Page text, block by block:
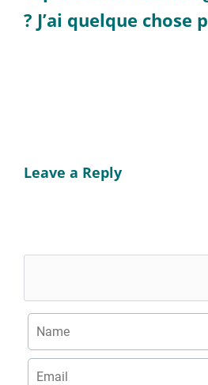
? J’ai quelque chose
Leave a Reply